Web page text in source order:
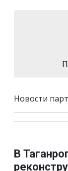
Новости
В